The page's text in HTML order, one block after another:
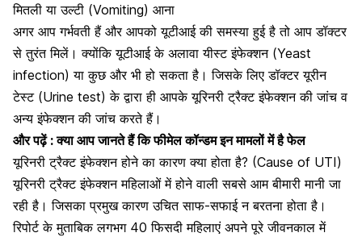
मितली याउल्टी (Vomiting) आना
अगर आप गर्भवती हैं और आपको यूटीआई की समस्या हुई है तो आप डॉक्टर
से तुरंत मिलें। क्योंकि यूटीआई के अलावायीस्ट इंफेक्शन (Yeast
infection) या कुछ और भी हो सकता है। जिसके लिए डॉक्टरयूरीन
टेस्ट(Urine test) के द्वारा ही आपके यूरिनरी ट्रैक्ट इंफेक्शन की जांच व
अन्य इंफेक्शन की जांच करते हैं।
और पढ़ें :क्या आप जानते हैं कि फीमेल कॉन्डम इन मामलों में है फेल
यूरिनरी ट्रैक्ट इंफेक्शन होने का कारण क्या होता है? (Cause of UTI)
यूरिनरी ट्रैक्ट इंफेक्शन महिलाओं में होने वाली सबसे आम बीमारी मानी जा
रही है। जिसका प्रमुख कारण उचित साफ-सफाई न बरतना होता है।
रिपोर्ट के मुताबिक लगभग 40 फिसदी महिलाएं अपने पूरे जीवनकाल में